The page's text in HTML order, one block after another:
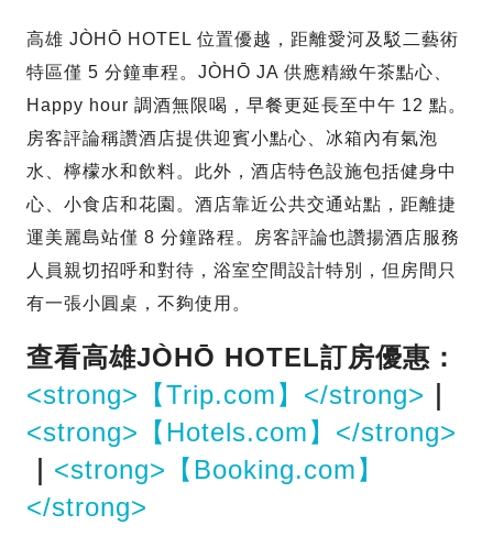
高雄 JÒHŌ HOTEL 位置優越，距離愛河及駁二藝術
特區僅 5 分鐘車程。JÒHŌ JA 供應精緻午茶點心、
Happy hour 調酒無限喝，早餐更延長至中午 12 點。
房客評論稱讚酒店提供迎賓小點心、冰箱內有氣泡
水、檸檬水和飲料。此外，酒店特色設施包括健身中
心、小食店和花園。酒店靠近公共交通站點，距離捷
運美麗島站僅 8 分鐘路程。房客評論也讚揚酒店服務
人員親切招呼和對待，浴室空間設計特別，但房間只
有一張小圓桌，不夠使用。
查看高雄JÒHŌ HOTEL訂房優惠：
<strong>【Trip.com】</strong>
<strong>【Hotels.com】</strong>
<strong>【Booking.com】
</strong>